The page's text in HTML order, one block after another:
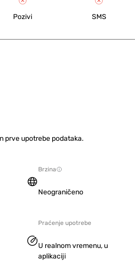
Pozivi SMS
prve upotrebe podataka.
Brzina
Neograničeno
Praćenje upotrebe
U realnom vremenu, u
aplikaciji